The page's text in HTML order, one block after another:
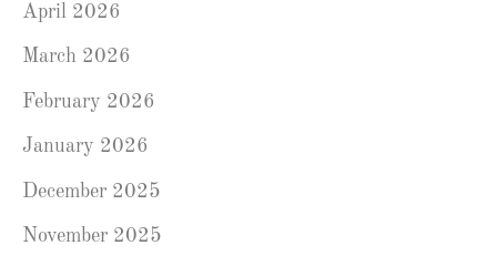
April 2026
March 2026
February 2026
January 2026
December 2025
November 2025